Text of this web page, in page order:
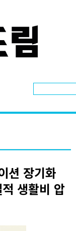
션 장기화
생활비 압